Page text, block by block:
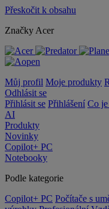
Přeskočit k obsahu
Značky Acer
Můj profil Moje produkty
Odhlásit se
Přihlásit se Přihlášení Co
AI
Produkty
Novinky
Copilot+ PC
Notebooky
Podle kategorie
Copilot+ PC Počítače s